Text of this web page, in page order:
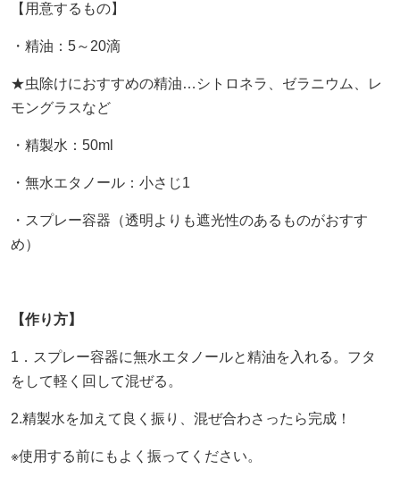
【用意するもの】
・精油：5～20滴
★虫除けにおすすめの精油…シトロネラ、ゼラニウム、レ
モングラスなど
・精製水：50ml
・無水エタノール：小さじ1
・スプレー容器（透明よりも遮光性のあるものがおすす
め）
【作り方】
1．スプレー容器に無水エタノールと精油を入れる。フタ
をして軽く回して混ぜる。
2.精製水を加えて良く振り、混ぜ合わさったら完成！
※使用する前にもよく振ってください。